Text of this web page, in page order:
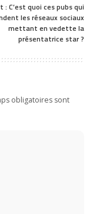
: C’est quoi ces pubs qui
les réseaux sociaux
mettant en vedette la
présentatrice star ?
obligatoires sont